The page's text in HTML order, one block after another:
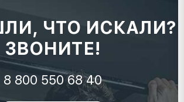
ЧТО ИСКАЛИ?
ЗВОНИТЕ!
8 800 550 68 40